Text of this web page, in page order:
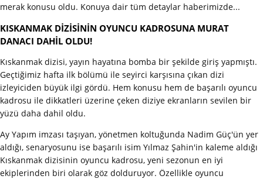
merak konusu oldu. Konuya dair tüm detaylar haberimizde...
KISKANMAK DİZİSİNİN OYUNCU KADROSUNA MURAT
DANACI DAHİL OLDU!
Kıskanmak dizisi, yayın hayatına bomba bir şekilde giriş yapmıştı.
Geçtiğimiz hafta ilk bölümü ile seyirci karşısına çıkan dizi
izleyiciden büyük ilgi gördü. Hem konusu hem de başarılı oyuncu
kadrosu ile dikkatleri üzerine çeken diziye ekranların sevilen bir
yüzü daha dahil oldu.
Ay Yapım imzası taşıyan, yönetmen koltuğunda Nadim Güç'ün yer
aldığı, senaryosunu ise başarılı isim Yılmaz Şahin'in kaleme aldığı
Kıskanmak dizisinin oyuncu kadrosu, yeni sezonun en iyi
ekiplerinden biri olarak göz dolduruyor. Özellikle oyuncu